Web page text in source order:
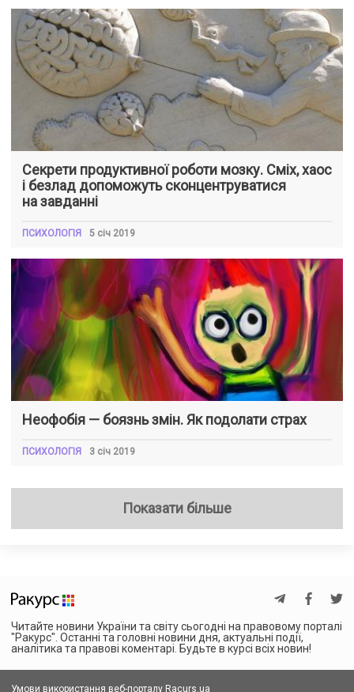
Секрети продуктивної роботи мозку. Сміх, хаос
і безлад допоможуть сконцентруватися
на завданні
ПСИХОЛОГІЯ 5 січ 2019
Неофобія — боязнь змін. Як подолати страх
ПСИХОЛОГІЯ 3 січ 2019
Показати більше
Читайте новини України та світу сьогодні на правовому порталі
"Ракурс". Останні та головні новини дня, актуальні події,
аналітика та правові коментарі. Будьте в курсі всіх новин!
Умови використання веб-порталу Racurs.ua